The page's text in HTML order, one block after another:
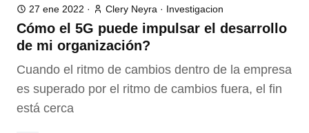
27 ene 2022 · Clery Neyra · Investigacion
Cómo el 5G puede impulsar el desarrollo
de mi organización?
Cuando el ritmo de cambios dentro de la empresa
es superado por el ritmo de cambios fuera, el fin
está cerca